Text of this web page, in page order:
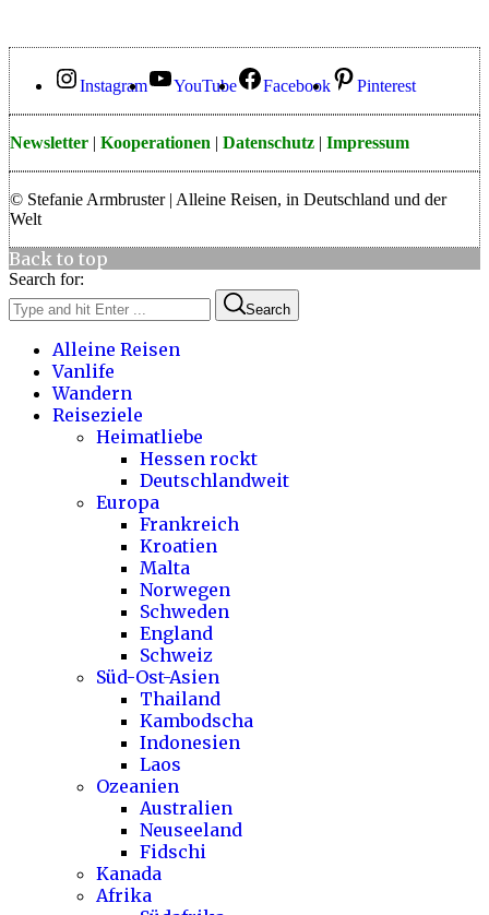
Instagram YouTube Facebook Pinterest
Newsletter | Kooperationen | Datenschutz | Impressum
© Stefanie Armbruster | Alleine Reisen, in Deutschland und der
Welt
Back to top
Search for:
Search
Alleine Reisen
Vanlife
Wandern
Reiseziele
Heimatliebe
Hessen rockt
Deutschlandweit
Europa
Frankreich
Kroatien
Malta
Norwegen
Schweden
England
Schweiz
Süd-Ost-Asien
Thailand
Kambodscha
Indonesien
Laos
Ozeanien
Australien
Neuseeland
Fidschi
Kanada
Afrika